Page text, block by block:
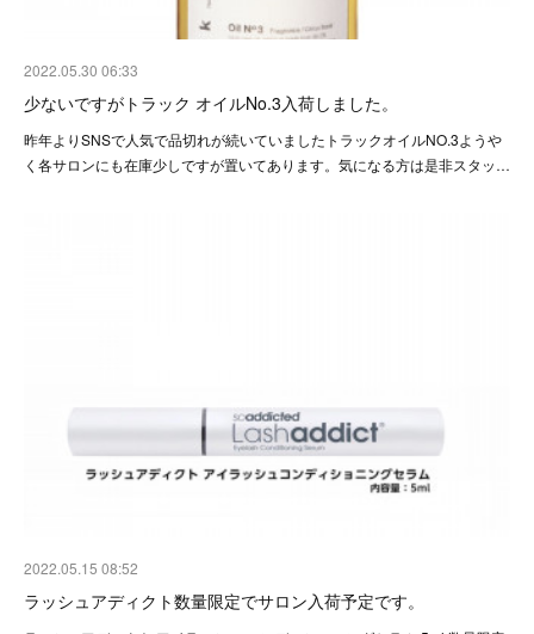
2022.05.30 06:33
少ないですがトラック オイルNo.3入荷しました。
昨年よりSNSで人気で品切れが続いていましたトラックオイルNO.3ようや
く各サロンにも在庫少しですが置いてあります。気になる方は是非スタッ…
2022.05.15 08:52
ラッシュアディクト数量限定でサロン入荷予定です。